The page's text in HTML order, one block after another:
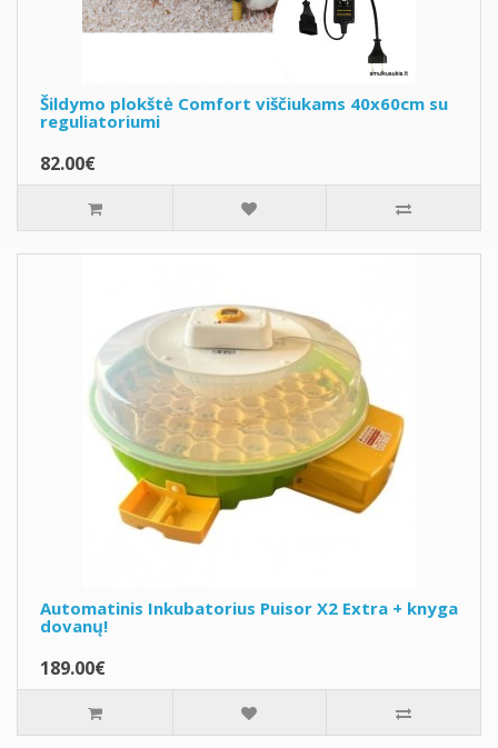
Šildymo plokštė Comfort viščiukams 40x60cm su
reguliatoriumi
82.00€
Automatinis Inkubatorius Puisor X2 Extra + knyga
dovanų!
189.00€